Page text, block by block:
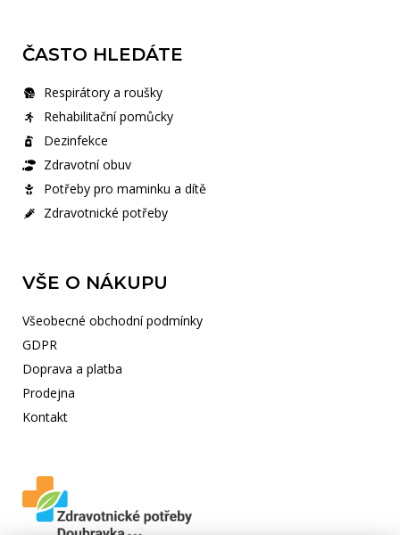
ČASTO HLEDÁTE
Respirátory a roušky
Rehabilitační pomůcky
Dezinfekce
Zdravotní obuv
Potřeby pro maminku a dítě
Zdravotnické potřeby
VŠE O NÁKUPU
Všeobecné obchodní podmínky
GDPR
Doprava a platba
Prodejna
Kontakt